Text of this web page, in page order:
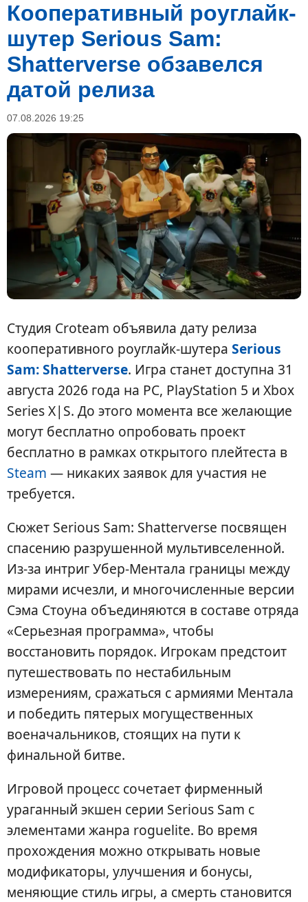
Кооперативный роуглайк-
шутер Serious Sam:
Shatterverse обзавелся
датой релиза
07.08.2026 19:25
Студия Croteam объявила дату релиза
кооперативного роуглайк-шутера Serious
Sam: Shatterverse. Игра станет доступна 31
августа 2026 года на PC, PlayStation 5 и Xbox
Series X|S. До этого момента все желающие
могут бесплатно опробовать проект
бесплатно в рамках открытого плейтеста в
Steam — никаких заявок для участия не
требуется.
Сюжет Serious Sam: Shatterverse посвящен
спасению разрушенной мультивселенной.
Из-за интриг Убер-Ментала границы между
мирами исчезли, и многочисленные версии
Сэма Стоуна объединяются в составе отряда
«Серьезная программа», чтобы
восстановить порядок. Игрокам предстоит
путешествовать по нестабильным
измерениям, сражаться с армиями Ментала
и победить пятерых могущественных
военачальников, стоящих на пути к
финальной битве.
Игровой процесс сочетает фирменный
ураганный экшен серии Serious Sam с
элементами жанра roguelite. Во время
прохождения можно открывать новые
модификаторы, улучшения и бонусы,
меняющие стиль игры, а смерть становится